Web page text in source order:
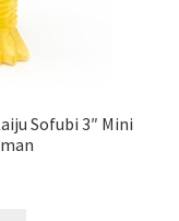
Sofubi 3″ Mini